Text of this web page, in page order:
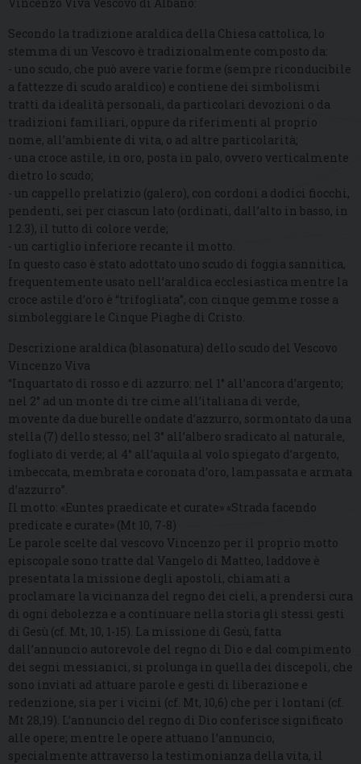
Secondo la tradizione araldica della Chiesa cattolica, lo
stemma di un Vescovo è tradizionalmente composto da:
- uno scudo, che può avere varie forme (sempre riconducibile
a fattezze di scudo araldico) e contiene dei simbolismi
tratti da idealità personali, da particolari devozioni o da
tradizioni familiari, oppure da riferimenti al proprio
nome, all’ambiente di vita, o ad altre particolarità;
- una croce astile, in oro, posta in palo, ovvero verticalmente
dietro lo scudo;
- un cappello prelatizio (galero), con cordoni a dodici fiocchi,
pendenti, sei per ciascun lato (ordinati, dall’alto in basso, in
1.2.3), il tutto di colore verde;
- un cartiglio inferiore recante il motto.
In questo caso è stato adottato uno scudo di foggia sannitica,
frequentemente usato nell’araldica ecclesiastica mentre la
croce astile d’oro è “trifogliata”, con cinque gemme rosse a
simboleggiare le Cinque Piaghe di Cristo.
Descrizione araldica (blasonatura) dello scudo del Vescovo
Vincenzo Viva
“Inquartato di rosso e di azzurro: nel 1° all’ancora d’argento;
nel 2° ad un monte di tre cime all’italiana di verde,
movente da due burelle ondate d’azzurro, sormontato da una
stella (7) dello stesso; nel 3° all’albero sradicato al naturale,
fogliato di verde; al 4° all’aquila al volo spiegato d’argento,
imbeccata, membrata e coronata d’oro, lampassata e armata
d’azzurro”.
Il motto: «Euntes praedicate et curate» «Strada facendo
predicate e curate» (Mt 10, 7-8)
Le parole scelte dal vescovo Vincenzo per il proprio motto
episcopale sono tratte dal Vangelo di Matteo, laddove è
presentata la missione degli apostoli, chiamati a
proclamare la vicinanza del regno dei cieli, a prendersi cura
di ogni debolezza e a continuare nella storia gli stessi gesti
di Gesù (cf. Mt, 10, 1-15). La missione di Gesù, fatta
dall’annuncio autorevole del regno di Dio e dal compimento
dei segni messianici, si prolunga in quella dei discepoli, che
sono inviati ad attuare parole e gesti di liberazione e
redenzione, sia per i vicini (cf. Mt, 10,6) che per i lontani (cf.
Mt 28,19). L’annuncio del regno di Dio conferisce significato
alle opere; mentre le opere attuano l’annuncio,
specialmente attraverso la testimonianza della vita, il